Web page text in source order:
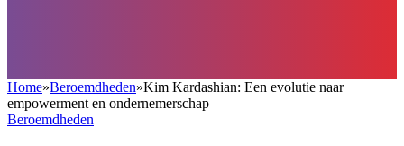
Home»Beroemdheden»Kim Kardashian: Een evolutie naar
empowerment en ondernemerschap
Beroemdheden